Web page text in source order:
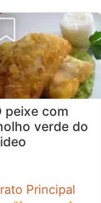
peixe com
verde do
Principal